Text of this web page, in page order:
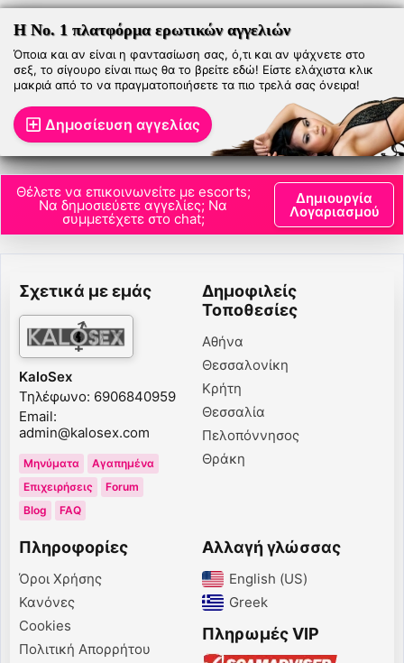
Η Νο. 1 πλατφόρμα ερωτικών αγγελιών
Όποια και αν είναι η φαντασίωση σας, ό,τι και αν ψάχνετε στο
σεξ, το σίγουρο είναι πως θα το βρείτε εδώ! Είστε ελάχιστα κλικ
μακριά από το να πραγματοποιήσετε τα πιο τρελά σας όνειρα!
Δημοσίευση αγγελίας
Θέλετε να επικοινωνείτε με escorts;
Να δημοσιεύετε αγγελίες; Να
συμμετέχετε στο chat;
Δημιουργία
Λογαριασμού
Σχετικά με εμάς
KaloSex
Τηλέφωνο: 6906840959
Email:
admin@kalosex.com
Μηνύματα
Αγαπημένα
Επιχειρήσεις
Forum
Blog
FAQ
Δημοφιλείς
Τοποθεσίες
Αθήνα
Θεσσαλονίκη
Κρήτη
Θεσσαλία
Πελοπόννησος
Θράκη
Πληροφορίες
Όροι Χρήσης
Κανόνες
Cookies
Πολιτική Απορρήτου
Αλλαγή γλώσσας
English (US)‎
Greek‎
Πληρωμές VIP